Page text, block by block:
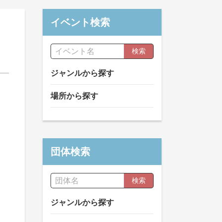
イベント検索
検索
ジャンルから探す
場所から探す
団体検索
検索
ジャンルから探す